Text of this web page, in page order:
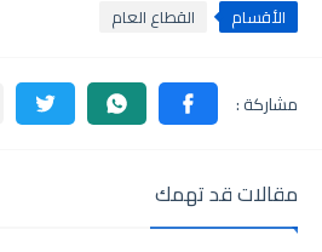
الأقسام القطاع العام
مقالات قد تهمك